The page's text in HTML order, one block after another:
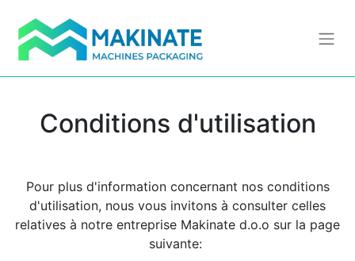
Conditions d'utilisation
Pour plus d'information concernant nos conditions
d'utilisation, nous vous invitons à consulter celles
relatives à notre entreprise Makinate d.o.o sur la page
suivante: